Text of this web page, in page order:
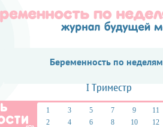
Беременность по неделям
I Триместр
1 3 5 7 9 11
2
4 6 8 10 12